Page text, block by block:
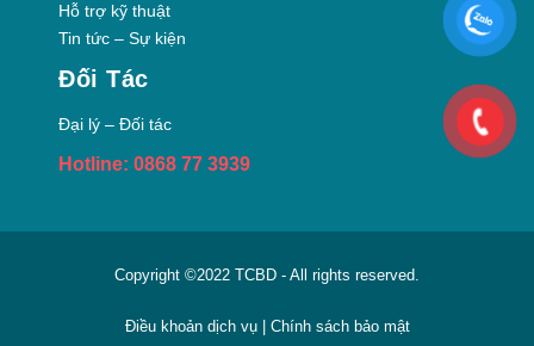
Hỗ trợ kỹ thuật
Tin tức – Sự kiện
Đối Tác
Đại lý – Đối tác
Hotline: 0868 77 3939
Copyright ©2022 TCBD - All rights reserved.
Điều khoản dịch vụ Chính sách bảo mật